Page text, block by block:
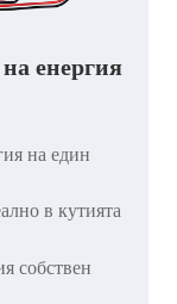
енергия
на един
в кутията
собствен